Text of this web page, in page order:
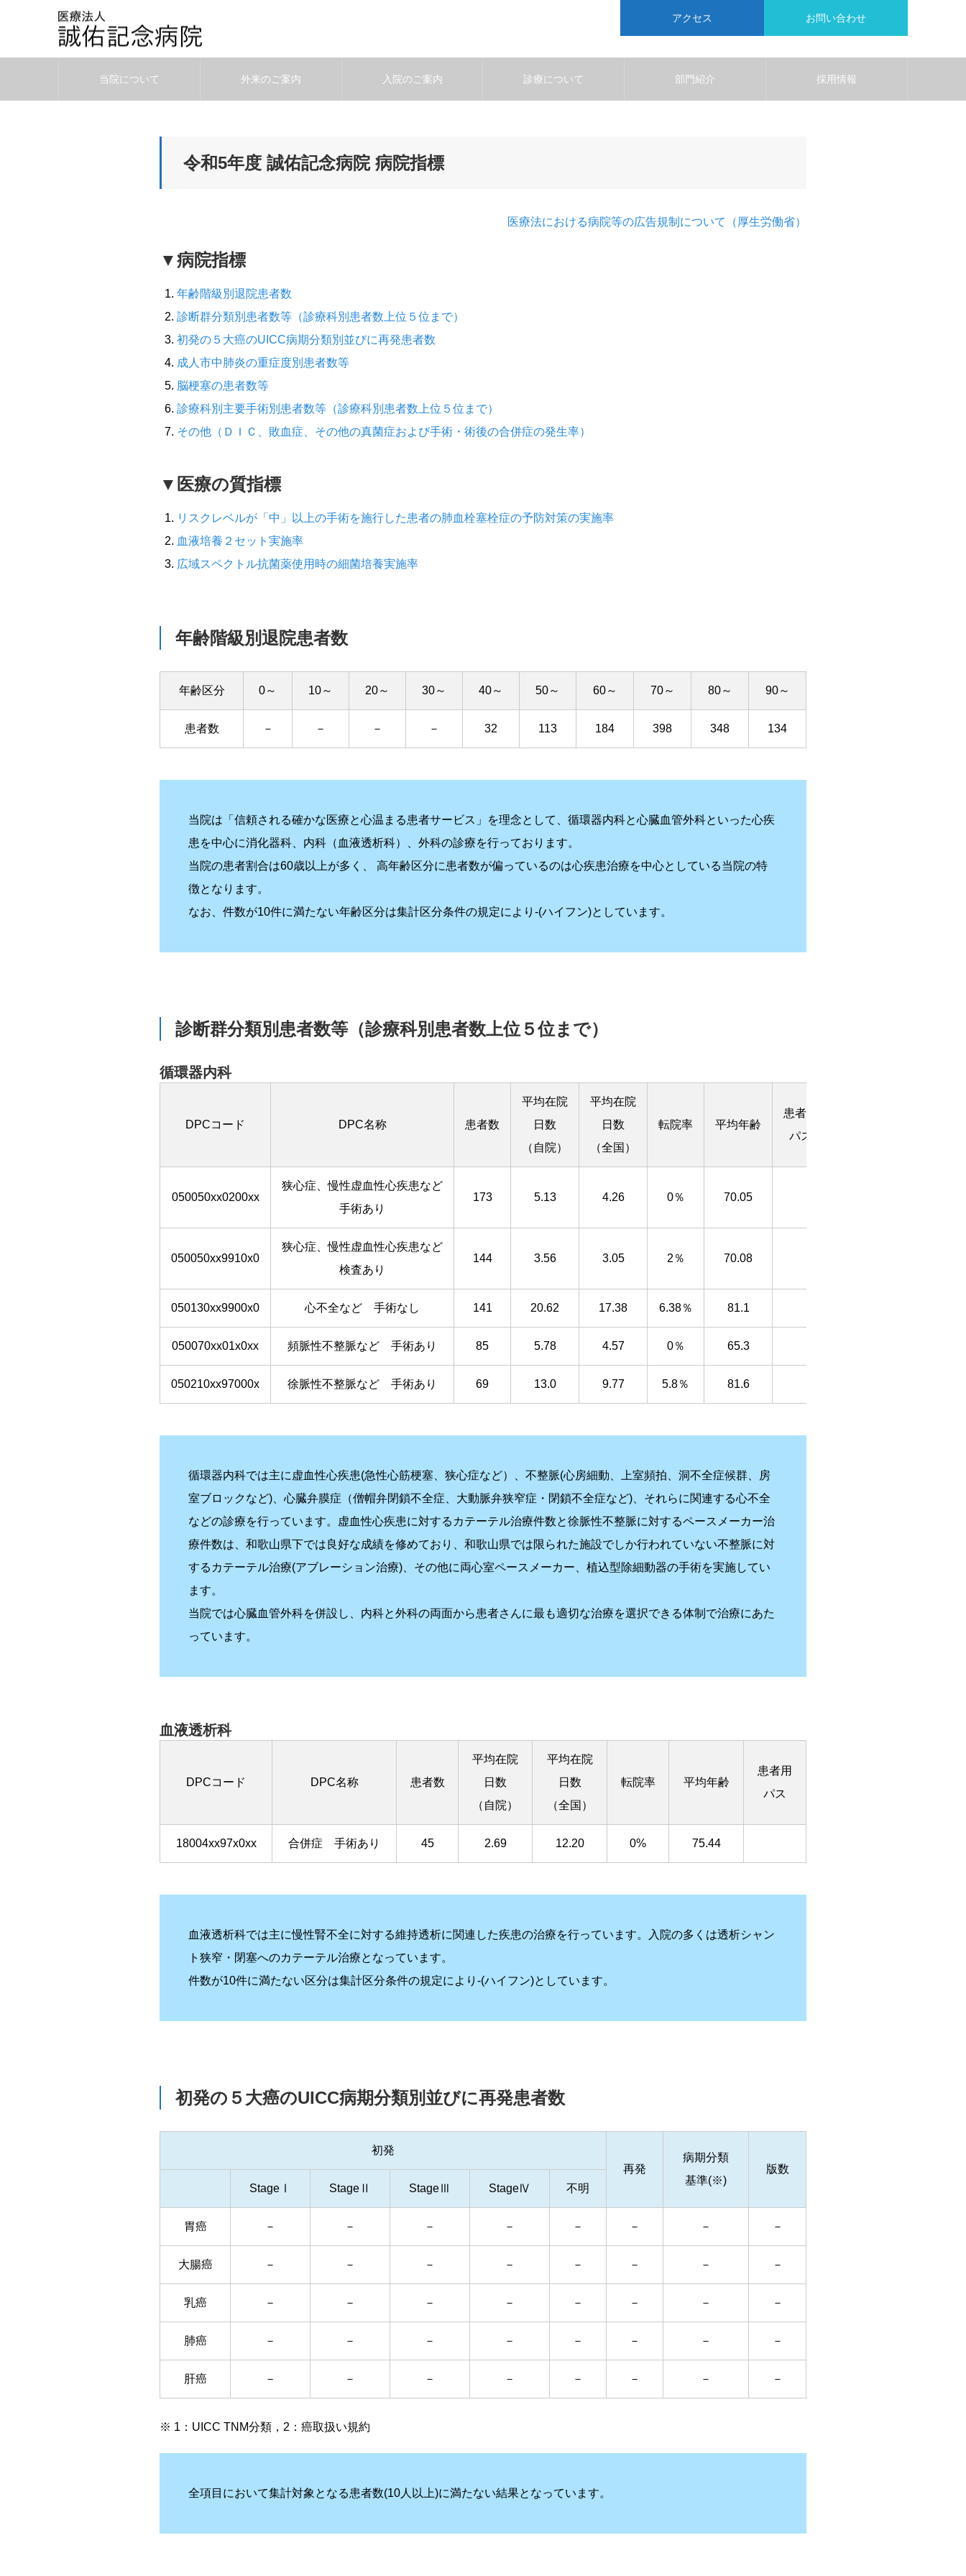
アクセス お問い合わせ
当院について 外来のご案内 入院のご案内 診療について 部門紹介 採用情報
令和5年度 誠佑記念病院 病院指標
医療法における病院等の広告規制について（厚生労働省）
▼病院指標
年齢階級別退院患者数
診断群分類別患者数等（診療科別患者数上位５位まで）
初発の５大癌のUICC病期分類別並びに再発患者数
成人市中肺炎の重症度別患者数等
脳梗塞の患者数等
診療科別主要手術別患者数等（診療科別患者数上位５位まで）
その他（ＤＩＣ、敗血症、その他の真菌症および手術・術後の合併症の発生率）
▼医療の質指標
リスクレベルが「中」以上の手術を施行した患者の肺血栓塞栓症の予防対策の実施率
血液培養２セット実施率
広域スペクトル抗菌薬使用時の細菌培養実施率
年齢階級別退院患者数
年齢区分 0～ 10～ 20～ 30～ 40～ 50～ 60～ 70～ 80～ 90～
患者数 － － － － 32 113 184 398 348 134
当院は「信頼される確かな医療と心温まる患者サービス」を理念として、循環器内科と心臓血管外科といった心疾
患を中心に消化器科、内科（血液透析科）、外科の診療を行っております。
当院の患者割合は60歳以上が多く、 高年齢区分に患者数が偏っているのは心疾患治療を中心としている当院の特
徴となります。
なお、件数が10件に満たない年齢区分は集計区分条件の規定により-(ハイフン)としています。
診断群分類別患者数等（診療科別患者数上位５位まで）
循環器内科
DPCコード DPC名称 患者数
平均在院
日数
（自院）
平均在院
日数
（全国）
転院率 平均年齢
患者用
パス
050050xx0200xx
狭心症、慢性虚血性心疾患など
手術あり
173 5.13 4.26 0％ 70.05
050050xx9910x0
狭心症、慢性虚血性心疾患など
検査あり
144 3.56 3.05 2％ 70.08
050130xx9900x0 心不全など 手術なし 141 20.62 17.38 6.38％ 81.1
050070xx01x0xx 頻脈性不整脈など 手術あり 85 5.78 4.57 0％ 65.3
050210xx97000x 徐脈性不整脈など 手術あり 69 13.0 9.77 5.8％ 81.6
循環器内科では主に虚血性心疾患(急性心筋梗塞、狭心症など）、不整脈(心房細動、上室頻拍、洞不全症候群、房
室ブロックなど)、心臓弁膜症（僧帽弁閉鎖不全症、大動脈弁狭窄症・閉鎖不全症など)、それらに関連する心不全
などの診療を行っています。虚血性心疾患に対するカテーテル治療件数と徐脈性不整脈に対するペースメーカー治
療件数は、和歌山県下では良好な成績を修めており、和歌山県では限られた施設でしか行われていない不整脈に対
するカテーテル治療(アブレーション治療)、その他に両心室ペースメーカー、植込型除細動器の手術を実施してい
ます。
当院では心臓血管外科を併設し、内科と外科の両面から患者さんに最も適切な治療を選択できる体制で治療にあた
っています。
血液透析科
DPCコード DPC名称 患者数
平均在院
日数
（自院）
平均在院
日数
（全国）
転院率 平均年齢
患者用
パス
18004xx97x0xx 合併症 手術あり 45 2.69 12.20 0% 75.44
血液透析科では主に慢性腎不全に対する維持透析に関連した疾患の治療を行っています。入院の多くは透析シャン
ト狭窄・閉塞へのカテーテル治療となっています。
件数が10件に満たない区分は集計区分条件の規定により-(ハイフン)としています。
初発の５大癌のUICC病期分類別並びに再発患者数
初発
再発
病期分類
基準(※)
版数
StageⅠ
StageⅡ StageⅢ StageⅣ 不明
胃癌 － － － － － － － －
大腸癌 － － － － － － － －
乳癌 － － － － － － － －
肺癌 － － － － － － － －
肝癌 － － － － － － － －
※ 1：UICC TNM分類，2：癌取扱い規約
全項目において集計対象となる患者数(10人以上)に満たない結果となっています。